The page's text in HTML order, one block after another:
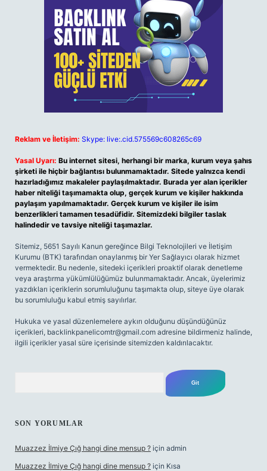
Reklam ve İletişim: Skype: live:.cid.575569c608265c69
Yasal Uyarı: Bu internet sitesi, herhangi bir marka, kurum veya şahıs
şirketi ile hiçbir bağlantısı bulunmamaktadır. Sitede yalnızca kendi
hazırladığımız makaleler paylaşılmaktadır. Burada yer alan içerikler
haber niteliği taşımamakta olup, gerçek kurum ve kişiler hakkında
paylaşım yapılmamaktadır. Gerçek kurum ve kişiler ile isim
benzerlikleri tamamen tesadüfidir. Sitemizdeki bilgiler taslak
halindedir ve tavsiye niteliği taşımazlar.
Sitemiz, 5651 Sayılı Kanun gereğince Bilgi Teknolojileri ve İletişim
Kurumu (BTK) tarafından onaylanmış bir Yer Sağlayıcı olarak hizmet
vermektedir. Bu nedenle, sitedeki içerikleri proaktif olarak denetleme
veya araştırma yükümlülüğümüz bulunmamaktadır. Ancak, üyelerimiz
yazdıkları içeriklerin sorumluluğunu taşımakta olup, siteye üye olarak
bu sorumluluğu kabul etmiş sayılırlar.
Hukuka ve yasal düzenlemelere aykırı olduğunu düşündüğünüz
içerikleri, backlinkpanelicomtr@gmail.com adresine bildirmeniz halinde,
ilgili içerikler yasal süre içerisinde sitemizden kaldırılacaktır.
SON YORUMLAR
Muazzez İlmiye Çığ hangi dine mensup ? için admin
Muazzez İlmiye Çığ hangi dine mensup ? için Kısa